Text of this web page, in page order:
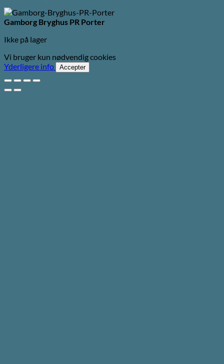
Gamborg Bryghus PR Porter
Ikke på lager
Vi bruger kun nødvendig cookies
Yderligere info
Accepter